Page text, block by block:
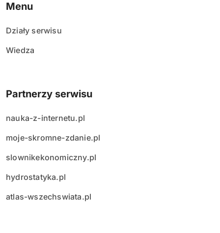
Menu
Działy serwisu
Wiedza
Partnerzy serwisu
nauka-z-internetu.pl
moje-skromne-zdanie.pl
slownikekonomiczny.pl
hydrostatyka.pl
atlas-wszechswiata.pl